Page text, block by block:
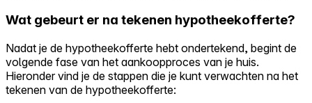
Wat gebeurt er na tekenen hypotheekofferte?
Nadat je de hypotheekofferte hebt ondertekend, begint de
volgende fase van het aankoopproces van je huis.
Hieronder vind je de stappen die je kunt verwachten na het
tekenen van de hypotheekofferte: